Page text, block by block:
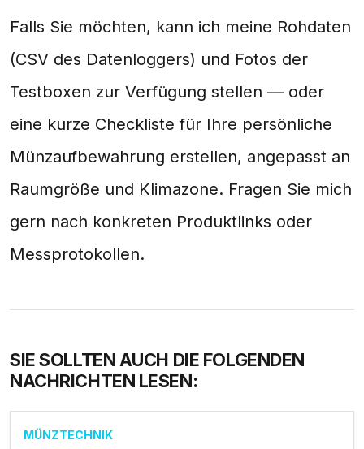
Falls Sie möchten, kann ich meine Rohdaten
(CSV des Datenloggers) und Fotos der
Testboxen zur Verfügung stellen — oder
eine kurze Checkliste für Ihre persönliche
Münzaufbewahrung erstellen, angepasst an
Raumgröße und Klimazone. Fragen Sie mich
gern nach konkreten Produktlinks oder
Messprotokollen.
SIE SOLLTEN AUCH DIE FOLGENDEN
NACHRICHTEN LESEN:
MÜNZTECHNIK